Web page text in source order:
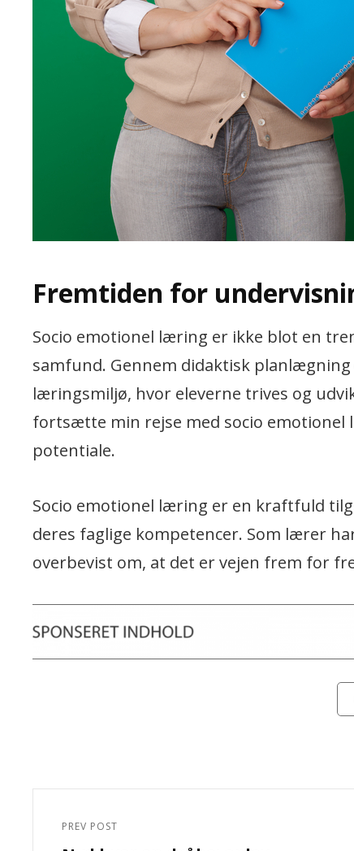
Fremtiden for
Socio emotionel læring er ikke blot en
samfund. Gennem didaktisk
læringsmiljø, hvor eleverne trives og
fortsætte min rejse med socio
potentiale.
Socio emotionel læring er en kraftfuld
deres faglige kompetencer. Som lærer
overbevist om, at det er vejen frem for
Previous
PREV POST